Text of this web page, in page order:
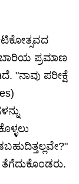
ಬಾರಿಯ ಪ್ರಮಾಣ
"ನಾವು ಪರೀಕ್ಷೆ